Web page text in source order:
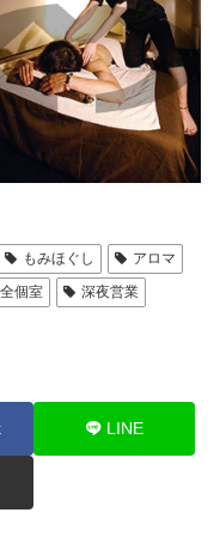
もみほぐし
アロマ
個室
深夜営業
LINE